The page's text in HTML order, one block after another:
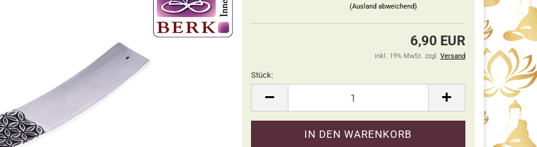
(Ausland abweichend)
6,90 EUR
inkl. 19% MwSt. zzgl. Versand
Stück:
Stück